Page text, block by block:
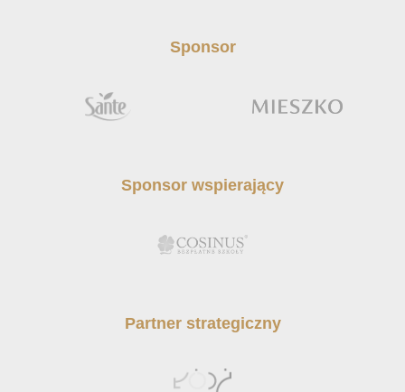
Sponsor
Sponsor wspierający
Partner strategiczny